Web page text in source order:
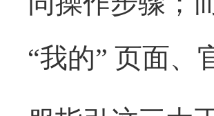
“我的” 页面、